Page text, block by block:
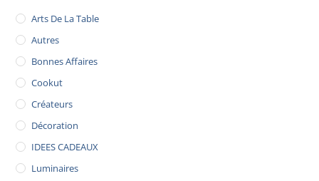
Arts De La Table
Autres
Bonnes Affaires
Cookut
Créateurs
Décoration
IDEES CADEAUX
Luminaires